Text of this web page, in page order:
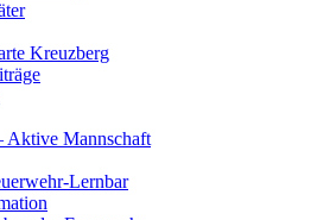
Kreuzberg
Aktive Mannschaft
Lernbar